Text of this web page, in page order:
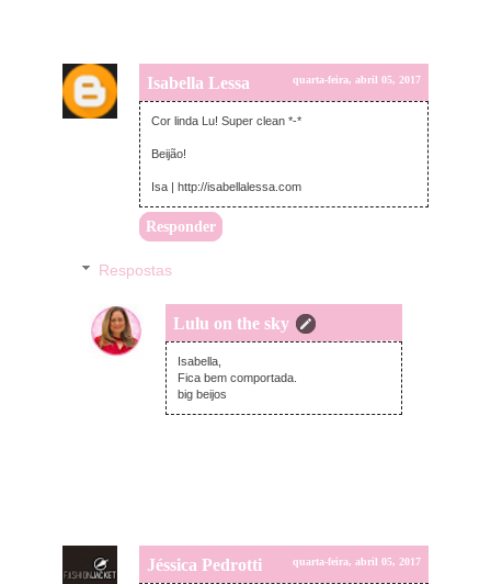
Isabella Lessa quarta-feira, abril 05, 2017
Cor linda Lu! Super clean *-*
Beijão!
Isa | http://isabellalessa.com
Responder
Respostas
Lulu on the sky
quarta-feira, abril 05, 2017
Isabella,
Fica bem comportada.
big beijos
Jéssica Pedrotti quarta-feira, abril 05, 2017